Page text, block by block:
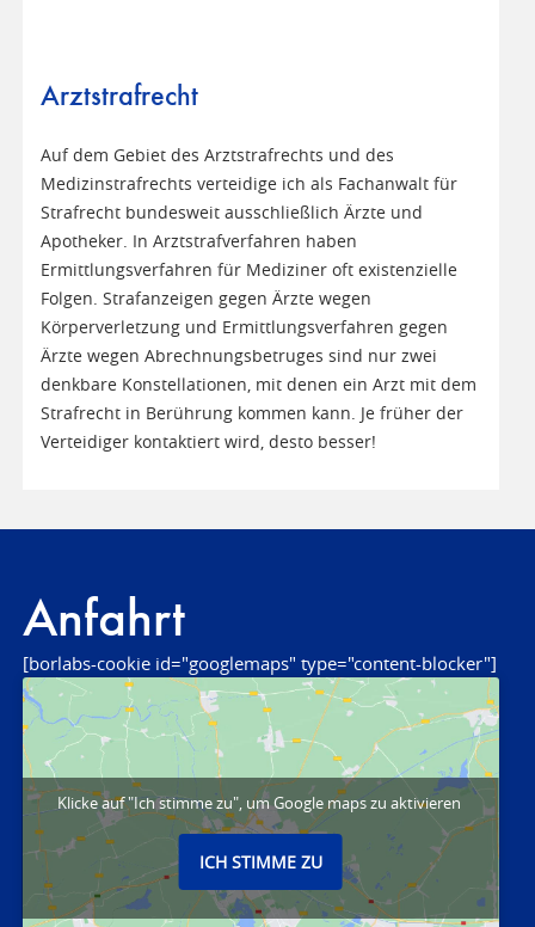
Arztstrafrecht
Auf dem Gebiet des Arztstrafrechts und des
Medizinstrafrechts verteidige ich als Fachanwalt für
Strafrecht bundesweit ausschließlich Ärzte und
Apotheker. In Arztstrafverfahren haben
Ermittlungsverfahren für Mediziner oft existenzielle
Folgen. Strafanzeigen gegen Ärzte wegen
Körperverletzung und Ermittlungsverfahren gegen
Ärzte wegen Abrechnungsbetruges sind nur zwei
denkbare Konstellationen, mit denen ein Arzt mit dem
Strafrecht in Berührung kommen kann. Je früher der
Verteidiger kontaktiert wird, desto besser!
Anfahrt
[borlabs-cookie id="googlemaps" type="content-blocker"]
Klicke auf "Ich stimme zu", um Google maps zu aktivieren
ICH STIMME ZU